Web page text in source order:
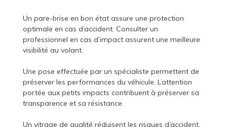
Un pare-brise en bon état assure une protection
optimale en cas d’accident. Consulter un
professionnel en cas d’impact assurent une meilleure
visibilité au volant.
Une pose effectuée par un spécialiste permettent de
préserver les performances du véhicule. L’attention
portée aux petits impacts contribuent à préserver sa
transparence et sa résistance.
Un vitrage de qualité réduisent les risques d’accident.